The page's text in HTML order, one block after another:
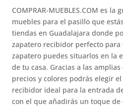
COMPRAR-MUEBLES.COM es la
muebles para el pasillo que
tiendas en Guadalajara donde
zapatero recibidor perfecto para
zapatero puedes situarlos en la
de tu casa. Gracias a las
precios y colores podrás elegir
recibidor ideal para la entrada
con el que añadirás un toque